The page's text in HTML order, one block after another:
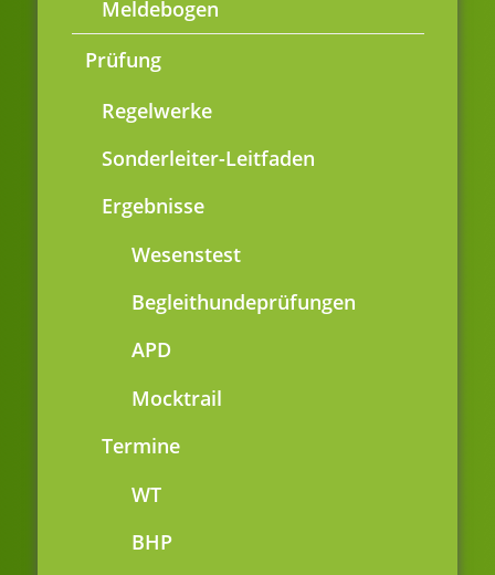
Meldebogen
Prüfung
Regelwerke
Sonderleiter-Leitfaden
Ergebnisse
Wesenstest
Begleithundeprüfungen
APD
Mocktrail
Termine
WT
BHP